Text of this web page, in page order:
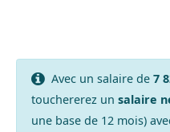
Avec un salaire de 7
touchererez un salaire
une base de 12 mois)